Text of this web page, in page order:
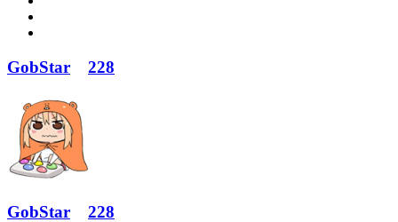
GobStar 228
GobStar 228